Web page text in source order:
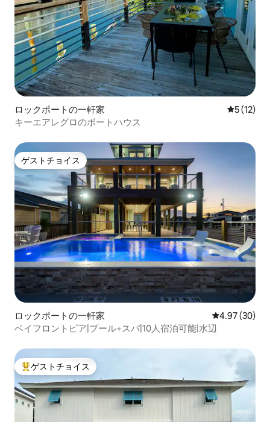
ロックポートの一軒家 レビュー
5 (12)
キーエアレグロのボートハウス
ゲストチョイス
ゲストチョイス
ロックポートの一軒家 レビュー30
4.97 (30)
ベイフロントピア|プール+スパ|10人宿泊可能|水辺
大好評のゲストチョイスです。
ゲストチョイス